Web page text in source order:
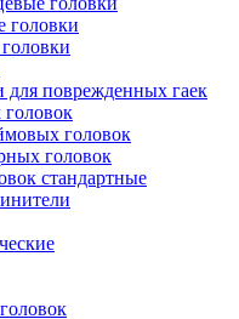
головки
для поврежденных гаек
головок
головок
стандартные